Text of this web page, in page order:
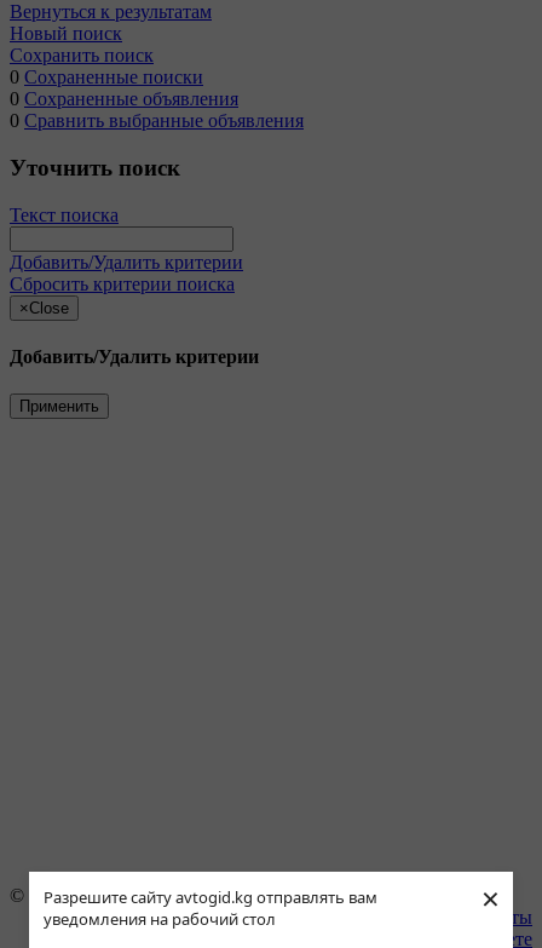
Разрешите сайту avtogid.kg отправлять вам
уведомления на рабочий стол
×
Вернуться к результатам
Новый поиск
Сохранить поиск
0 Сохраненные поиски
0 Сохраненные объявления
0 Сравнить выбранные объявления
Уточнить поиск
Текст поиска
Добавить/Удалить критерии
Сбросить критерии поиска
×Close
Добавить/Удалить критерии
Применить
© 1996–2021 АВТОгид
Контакты
О газете